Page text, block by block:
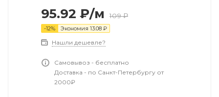
95.92 ₽/м 109₽
-12% Экономия 13.08 ₽
Нашли дешевле?
Самовывоз - бесплатно
Доставка - по Санкт-Петербургу от
2000₽